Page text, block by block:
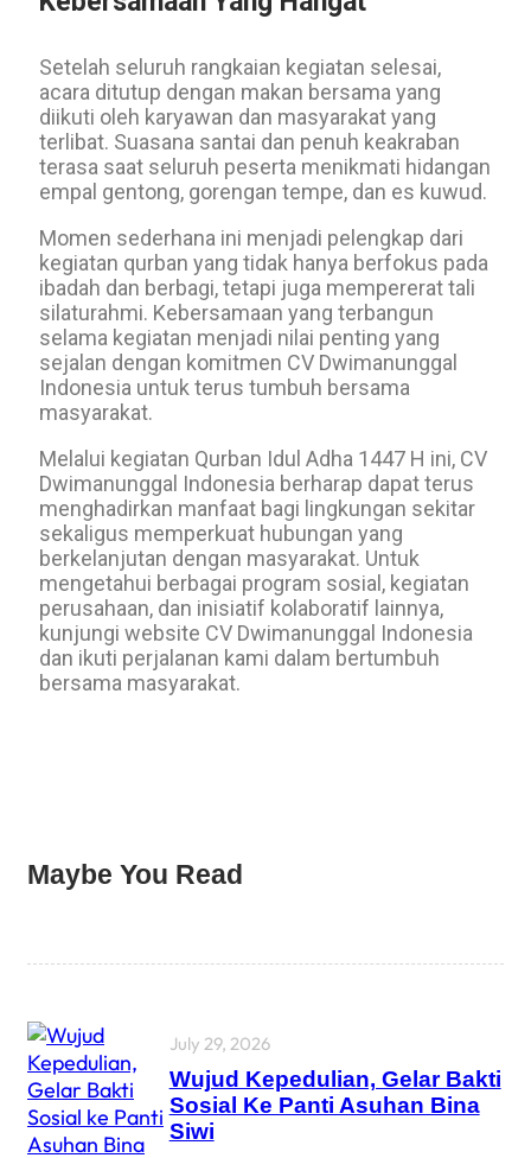
Setelah seluruh rangkaian kegiatan selesai,
acara ditutup dengan makan bersama yang
diikuti oleh karyawan dan masyarakat yang
terlibat. Suasana santai dan penuh keakraban
terasa saat seluruh peserta menikmati hidangan
empal gentong, gorengan tempe, dan es kuwud.
Momen sederhana ini menjadi pelengkap dari
kegiatan qurban yang tidak hanya berfokus pada
ibadah dan berbagi, tetapi juga mempererat tali
silaturahmi. Kebersamaan yang terbangun
selama kegiatan menjadi nilai penting yang
sejalan dengan komitmen CV Dwimanunggal
Indonesia untuk terus tumbuh bersama
masyarakat.
Melalui kegiatan Qurban Idul Adha 1447 H ini, CV
Dwimanunggal Indonesia berharap dapat terus
menghadirkan manfaat bagi lingkungan sekitar
sekaligus memperkuat hubungan yang
berkelanjutan dengan masyarakat. Untuk
mengetahui berbagai program sosial, kegiatan
perusahaan, dan inisiatif kolaboratif lainnya,
kunjungi website CV Dwimanunggal Indonesia
dan ikuti perjalanan kami dalam bertumbuh
bersama masyarakat.
Maybe You Read
July 29, 2026
Wujud Kepedulian, Gelar Bakti
Sosial Ke Panti Asuhan Bina
Siwi